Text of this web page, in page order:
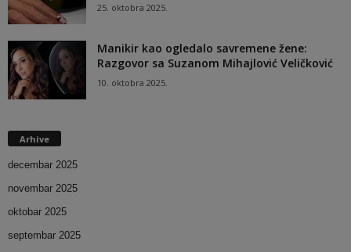
25. oktobra 2025.
Manikir kao ogledalo savremene žene:
Razgovor sa Suzanom Mihajlović Veličković
10. oktobra 2025.
Arhive
decembar 2025
novembar 2025
oktobar 2025
septembar 2025